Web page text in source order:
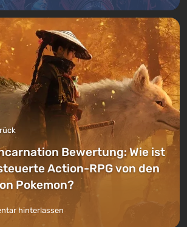
Bewertung: Wie ist
Action-RPG von den
Pokemon?
hinterlassen